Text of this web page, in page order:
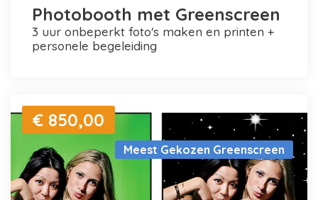
Photobooth met Greenscreen
3 uur onbeperkt foto's maken en printen +
personele begeleiding
Meest Gekozen Greenscreen
€ 850,00